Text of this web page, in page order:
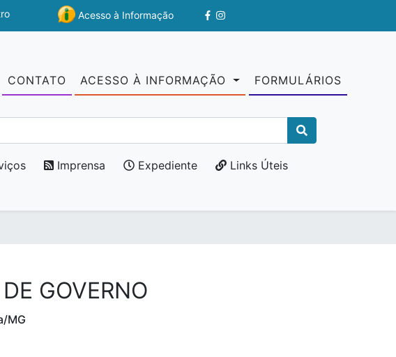
Acesso à Informação
CONTATO ACESSO À INFORMAÇÃO FORMULÁRIOS
Imprensa Expediente
Links Úteis
GOVERNO
MG